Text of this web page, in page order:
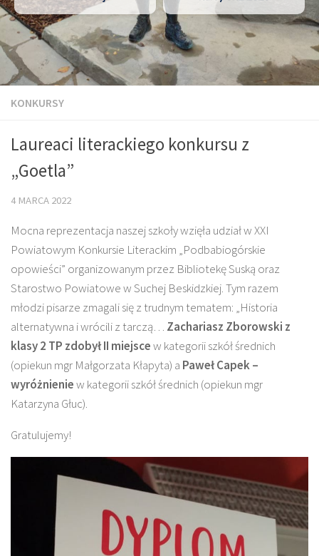
KONKURSY
Laureaci literackiego konkursu z
„Goetla”
4 MARCA 2022
Mocna reprezentacja naszej szkoły wzięła udział w XXI
Powiatowym Konkursie Literackim „Podbabiogórskie
opowieści” organizowanym przez Bibliotekę Suską oraz
Starostwo Powiatowe w Suchej Beskidzkiej. Tym razem
młodzi pisarze zmagali się z trudnym tematem: „Historia
alternatywna i wrócili z tarczą… Zachariasz Zborowski z
klasy 2 TP zdobył II miejscew kategorii szkół średnich
(opiekun mgr Małgorzata Kłapyta) a Paweł Capek –
wyróżnieniew kategorii szkół średnich (opiekun mgr
Katarzyna Głuc).
Gratulujemy!